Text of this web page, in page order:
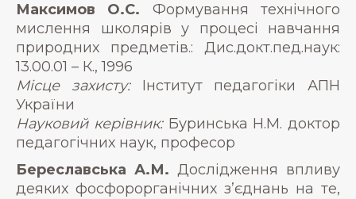
Максимов О.С. Формування технічного
мислення школярів у процесі навчання
природних предметів.: Дис.докт.пед.наук:
13.00.01 – К., 1996
Місце захисту:Інститут педагогіки АПН
України
Науковий керівник:Буринська Н.М. доктор
педагогічних наук, професор
Береславська А.М. Дослідження впливу
деяких фосфорорганічних з’єднань на те,